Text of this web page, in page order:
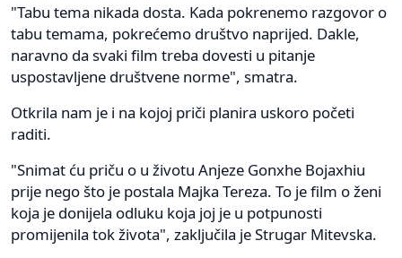
"Tabu tema nikada dosta. Kada pokrenemo razgovor o
tabu temama, pokrećemo društvo naprijed. Dakle,
naravno da svaki film treba dovesti u pitanje
uspostavljene društvene norme", smatra.
Otkrila nam je i na kojoj priči planira uskoro početi
raditi.
"Snimat ću priču o u životu Anjeze Gonxhe Bojaxhiu
prije nego što je postala Majka Tereza. To je film o ženi
koja je donijela odluku koja joj je u potpunosti
promijenila tok života", zaključila je Strugar Mitevska.